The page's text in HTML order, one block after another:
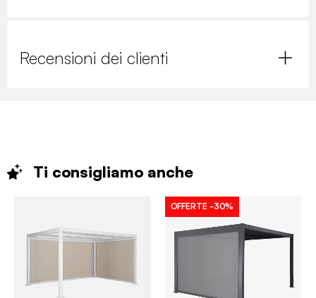
Recensioni dei clienti
Ti consigliamo anche
OFFERTE -30%